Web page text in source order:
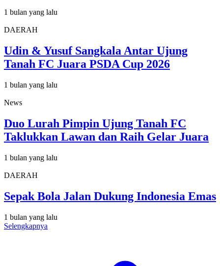
1 bulan yang lalu
DAERAH
Udin & Yusuf Sangkala Antar Ujung
Tanah FC Juara PSDA Cup 2026
1 bulan yang lalu
News
Duo Lurah Pimpin Ujung Tanah FC
Taklukkan Lawan dan Raih Gelar Juara
1 bulan yang lalu
DAERAH
Sepak Bola Jalan Dukung Indonesia Emas
1 bulan yang lalu
Selengkapnya